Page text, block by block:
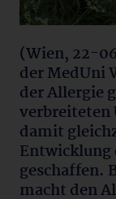
(Wien, 22-
der MedUni
der Allergie
verbreiteten
damit
geschaffen.
macht den